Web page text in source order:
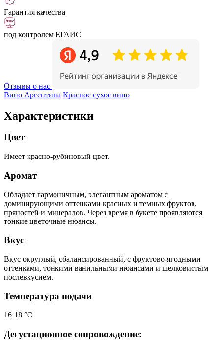
Гарантия качества
под контролем ЕГАИС
Отзывы о нас
Вино Аргентина Красное сухое вино
Характеристики
Цвет
Имеет красно-рубиновый цвет.
Аромат
Обладает гармоничным, элегантным ароматом с
доминирующими оттенками красных и темных фруктов,
пряностей и минералов. Через время в букете проявляются
тонкие цветочные нюансы.
Вкус
Вкус округлый, сбалансированный, с фруктово-ягодными
оттенками, тонкими ванильными нюансами и шелковистым
послевкусием.
Температура подачи
16-18 °С
Дегустационное сопровождение: